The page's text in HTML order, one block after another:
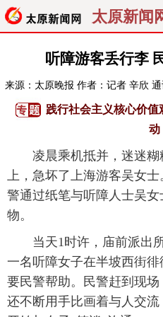
太原新闻
首页 聚焦
经济 关注
旅游 理财
看天下 晋月读
听障游客丢行李
来源： 太原晚报 作者：记者 辛欣
践行社会主义核心价值
动
凌晨乘机抵并，迷迷糊
上，急坏了上海游客吴女
警通过纸笔与听障人士吴
物。
当天1时许，庙前派出所
一名听障女子在半坡西街
要民警帮助。民警赶到现场
还不断用手比画着与人交流